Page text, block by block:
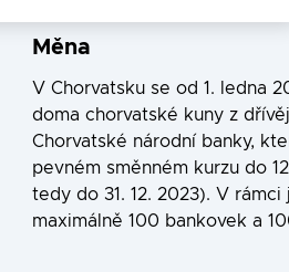
Měna
V Chorvatsku se od 1. ledna
doma chorvatské kuny z
Chorvatské národní banky,
pevném směnném kurzu do
tedy do 31. 12. 2023). V
maximálně 100 bankovek a